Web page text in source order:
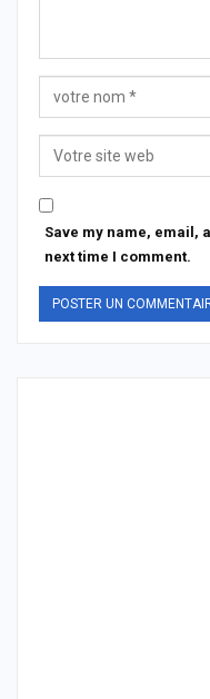
Save my name, email,
next time I comment.